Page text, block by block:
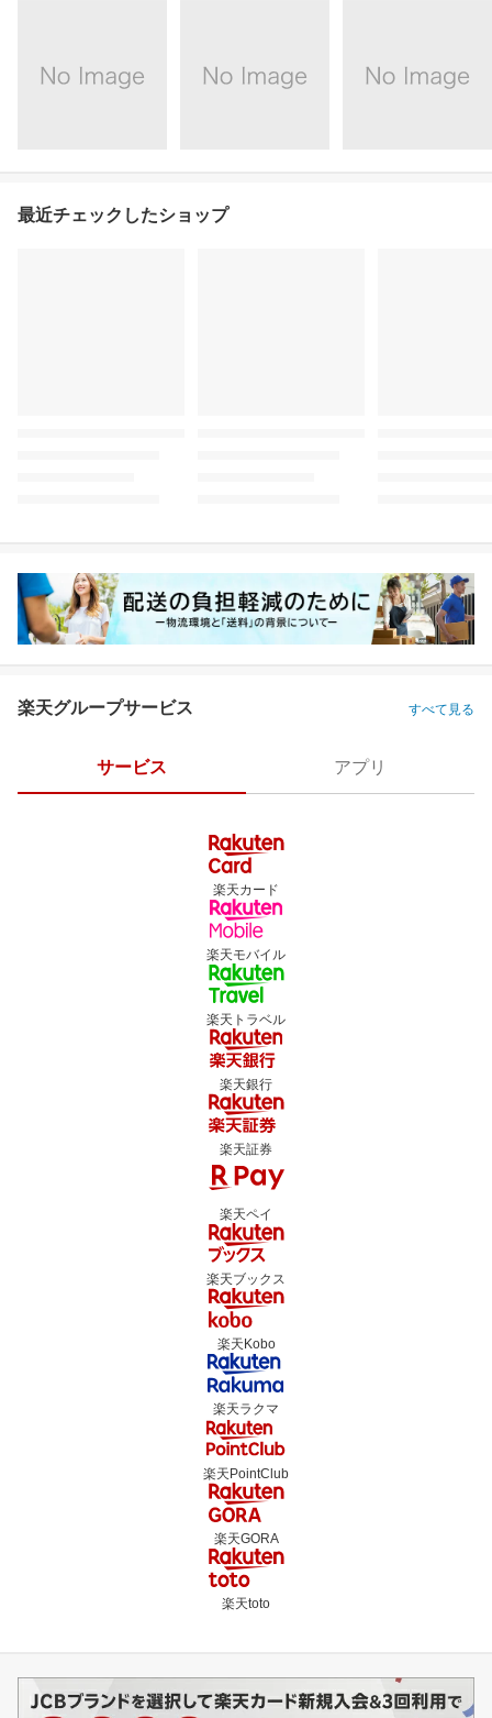
最近チェックしたショップ
楽天グループサービス すべて見る
サービス アプリ
楽天カード
楽天モバイル
楽天トラベル
楽天銀行
楽天証券
楽天ペイ
楽天ブックス
楽天Kobo
楽天ラクマ
楽天PointClub
楽天GORA
楽天toto